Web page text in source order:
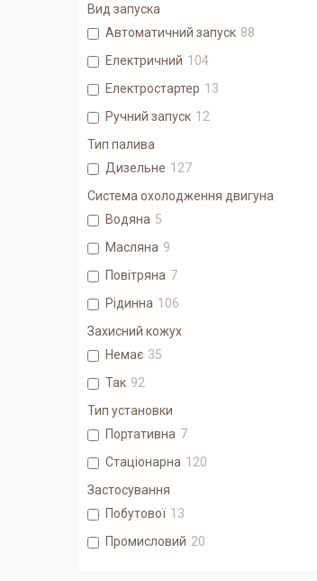
Вид запуска
Автоматичний запуск 88
Електричний 104
Електростартер 13
Ручний запуск 12
Тип палива
Дизельне 127
Система охолодження двигуна
Водяна 5
Масляна 9
Повітряна 7
Рідинна 106
Захисний кожух
Немає 35
Так 92
Тип установки
Портативна 7
Стаціонарна 120
Застосування
Побутової 13
Промисловий 20